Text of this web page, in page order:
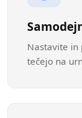
Nastavite in
tečejo na